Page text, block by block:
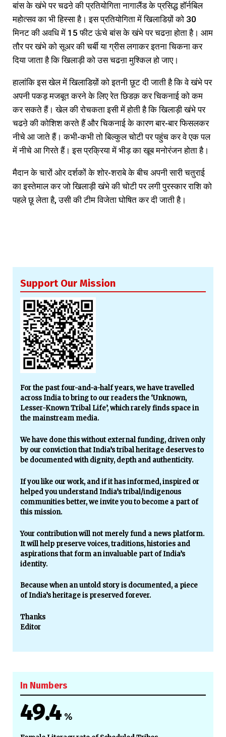
बांस के खंभे पर चढऩे की प्रतियोगिता नागालैंड के प्रसिद्ध हॉर्नबिल
महोत्सव का भी हिस्सा है। इस प्रतियोगिता में खिलाडिय़ों को 30
मिनट की अवधि में 15 फीट ऊंचे बांस के खंभे पर चढऩा होता है। आम
तौर पर खंभे को सूअर की चर्बी या ग्रीस लगाकर इतना चिकना कर
दिया जाता है कि खिलाड़ी को उस चढऩा मुश्किल हो जाए।
हालांकि इस खेल में खिलाडिय़ों को इतनी छूट दी जाती है कि वे खंभे पर
अपनी पकड़ मजबूत करने के लिए रेत छिडक़ कर चिकनाई को कम
कर सकते हैं। खेल की रोचकता इसी में होती है कि खिलाड़ी खंभे पर
चढऩे की कोशिश करते हैं और चिकनाई के कारण बार-बार फिसलकर
नीचे आ जाते हैं। कभी-कभी तो बिल्कुल चोटी पर पहुंच कर वे एक पल
में नीचे आ गिरते हैं। इस प्रक्रिया में भीड़ का खूब मनोरंजन होता है।
मैदान के चारों ओर दर्शकों के शोर-शराबे के बीच अपनी सारी चतुराई
का इस्तेमाल कर जो खिलाड़ी खंभे की चोटी पर लगी पुरस्कार राशि को
पहले छू लेता है, उसी की टीम विजेता घोषित कर दी जाती है।
Support Our Mission
For the past four-and-a-half years, we have travelled
across India to bring to our readers the ‘Unknown,
Lesser-Known Tribal Life’, which rarely finds space in
the mainstream media.
We have done this without external funding, driven only
by our conviction that India’s tribal heritage deserves to
be documented with dignity, depth and authenticity.
If you like our work, and if it has informed, inspired or
helped you understand India’s tribal/indigenous
communities better, we invite you to become a part of
this mission.
Your contribution will not merely fund a news platform.
It will help preserve voices, traditions, histories and
aspirations that form an invaluable part of India’s
identity.
Because when an untold story is documented, a piece
of India’s heritage is preserved forever.
Thanks
Editor
In Numbers
49.4 %